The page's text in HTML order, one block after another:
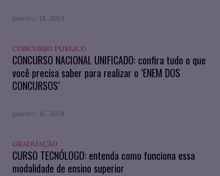
janeiro. 18, 2024
CONCURSO PÚBLICO
CONCURSO NACIONAL UNIFICADO: confira tudo o que
você precisa saber para realizar o ‘ENEM DOS
CONCURSOS’
janeiro. 16, 2024
GRADUAÇÃO
CURSO TECNÓLOGO: entenda como funciona essa
modalidade de ensino superior